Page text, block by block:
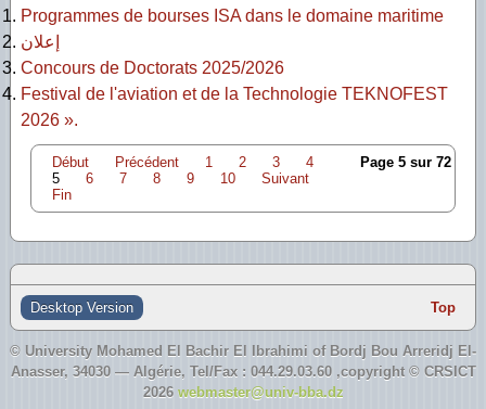
Programmes de bourses ISA dans le domaine maritime
إعلان
Concours de Doctorats 2025/2026
Festival de l'aviation et de la Technologie TEKNOFEST
2026 ».
Page 5 sur 72
Début Précédent 1 2 3
4
5
6 7 8 9 10
Suivant
Fin
Desktop Version Top
© University Mohamed El Bachir El Ibrahimi of Bordj Bou Arreridj El-
Anasser, 34030 — Algérie, Tel/Fax: 044.29.03.60 ,copyright © CRSICT
2026 webmaster@univ-bba.dz